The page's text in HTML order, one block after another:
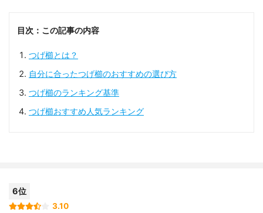
目次：この記事の内容
つげ櫛とは？
自分に合ったつげ櫛のおすすめの選び方
つげ櫛のランキング基準
つげ櫛おすすめ人気ランキング
6位
3.10